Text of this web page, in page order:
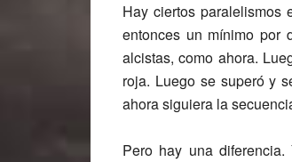
Hay ciertos
entonces un mínimo por
alcistas, como ahora.
roja. Luego se superó y
ahora siguiera la
Pero hay una